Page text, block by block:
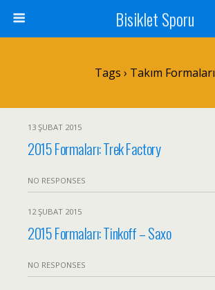
Bisiklet Sporu
Tags › Takım Formaları
13 ŞUBAT 2015
2015 Formaları: Trek Factory
NO RESPONSES
12 ŞUBAT 2015
2015 Formaları: Tinkoff – Saxo
NO RESPONSES